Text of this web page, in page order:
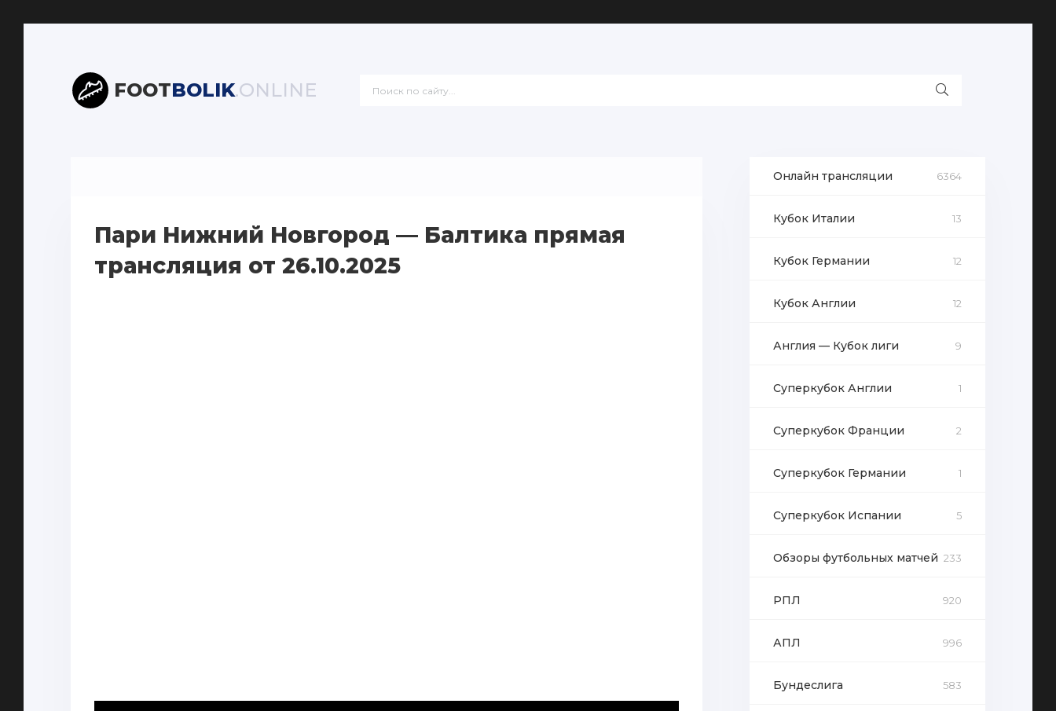
FOOTBOLIK.ONLINE
Пари Нижний Новгород — Балтика прямая
трансляция от 26.10.2025
Онлайн трансляции 6364
Кубок Италии 13
Кубок Германии 12
Кубок Англии 12
Англия — Кубок лиги 9
Суперкубок Англии 1
Суперкубок Франции 2
Суперкубок Германии 1
Суперкубок Испании 5
Обзоры футбольных матчей 233
РПЛ 920
АПЛ 996
Бундеслига 583